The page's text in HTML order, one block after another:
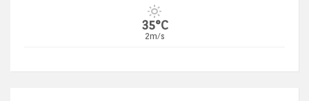
35°C
2m/s